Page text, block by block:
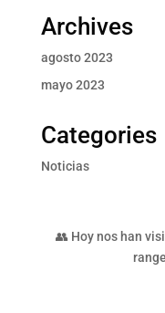
Archives
agosto 2023
mayo 2023
Categories
Noticias
👥 Hoy nos han